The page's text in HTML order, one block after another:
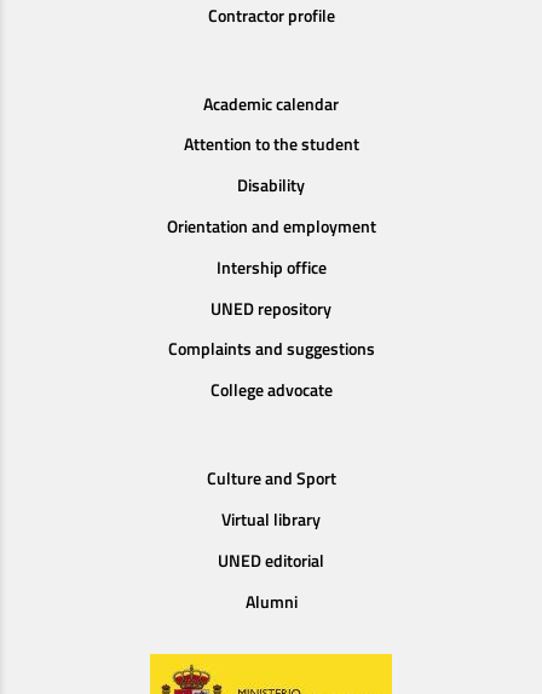
Contractor profile
Academic calendar
Attention to the student
Disability
Orientation and employment
Intership office
UNED repository
Complaints and suggestions
College advocate
Culture and Sport
Virtual library
UNED editorial
Alumni